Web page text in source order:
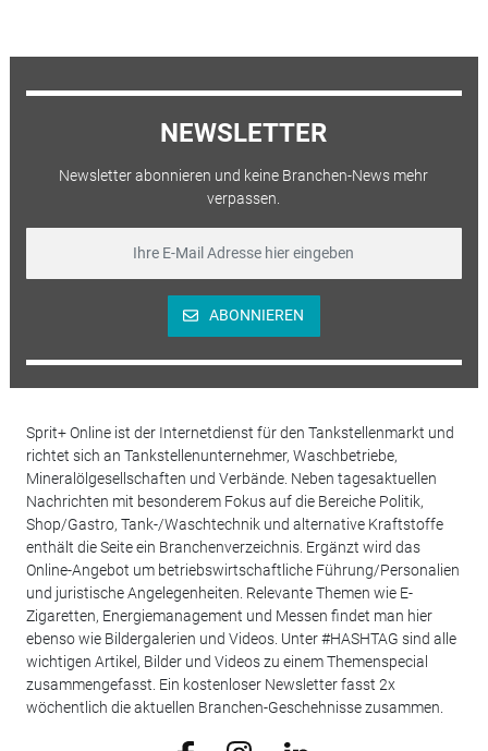
NEWSLETTER
Newsletter abonnieren und keine Branchen-News mehr
verpassen.
ABONNIEREN
Sprit+ Online ist der Internetdienst für den Tankstellenmarkt und
richtet sich an Tankstellenunternehmer, Waschbetriebe,
Mineralölgesellschaften und Verbände. Neben tagesaktuellen
Nachrichten mit besonderem Fokus auf die Bereiche Politik,
Shop/Gastro, Tank-/Waschtechnik und alternative Kraftstoffe
enthält die Seite ein Branchenverzeichnis. Ergänzt wird das
Online-Angebot um betriebswirtschaftliche Führung/Personalien
und juristische Angelegenheiten. Relevante Themen wie E-
Zigaretten, Energiemanagement und Messen findet man hier
ebenso wie Bildergalerien und Videos. Unter #HASHTAG sind alle
wichtigen Artikel, Bilder und Videos zu einem Themenspecial
zusammengefasst. Ein kostenloser Newsletter fasst 2x
wöchentlich die aktuellen Branchen-Geschehnisse zusammen.